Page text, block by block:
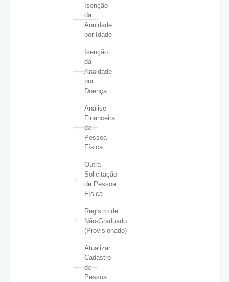
Isenção
da
Anuidade
por Idade
Isenção
da
Anuidade
por
Doença
Análise
Financeira
de
Pessoa
Física
Outra
Solicitação
de Pessoa
Física
Registro de
Não-Graduado
(Provisionado)
Atualizar
Cadastro
de
Pessoa